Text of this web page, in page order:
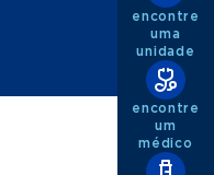
encontre
uma
unidade
encontre
um
médico